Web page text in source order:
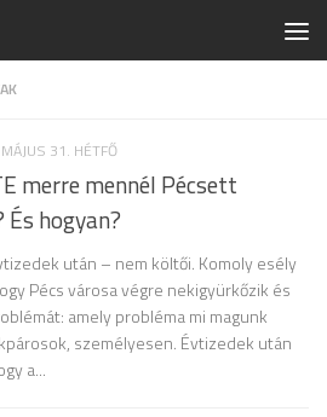
31. HÉTFŐ
merre mennél Pécsett
hogyan?
után – nem költői. Komoly esély
Pécs városa végre nekigyürkőzik és
amely probléma mi magunk
személyesen. Évtizedek után
a...